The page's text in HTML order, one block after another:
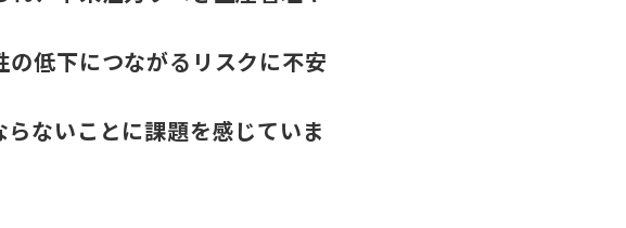
低下につながるリスクに不安
ないことに課題を感じていま